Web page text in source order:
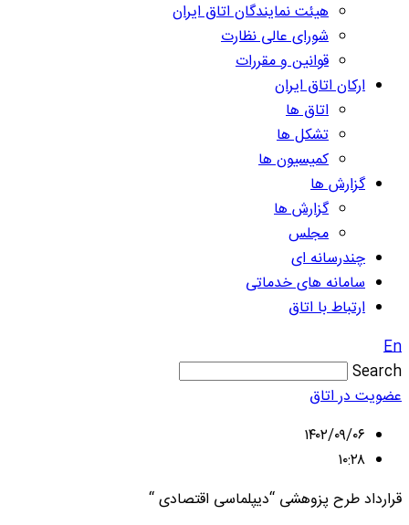
هیئت نمایندگان اتاق ایران
شورای عالی نظارت
قوانین و مقررات
ارکان اتاق ایران
اتاق ها
تشکل ها
کمیسیون ها
گزارش ها
گزارش ها
مجلس
چندرسانه ای
سامانه های خدماتی
ارتباط با اتاق
En
Search
عضویت در اتاق
۱۴۰۲/۰۹/۰۶
۱۰:۲۸
قرارداد طرح پزوهشی “دیپلماسی اقتصادی “